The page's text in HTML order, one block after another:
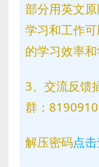
部分用英文
学习和工作
的学习效率和
3、交流反馈
群：
解压密码点